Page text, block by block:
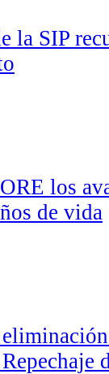
la SIP
los
de vida